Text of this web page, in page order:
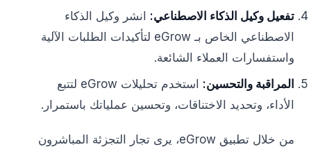
تفعيل وكيل الذكاء الاصطناعي: انشر وكيل الذكاء
الاصطناعي الخاص بـ eGrow لتأكيدات الطلبات الآلية
واستفسارات العملاء الشائعة.
المراقبة والتحسين:
استخدم تحليلات eGrow لتتبع
الأداء، وتحديد الاختناقات، وتحسين عملياتك باستمرار.
من خلال تطبيق eGrow، يرى تجار التجزئة المباشرون